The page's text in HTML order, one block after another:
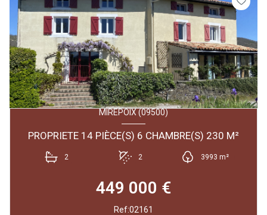
MIREPOIX (09500)
PROPRIETE 14 PIÈCE(S) 6 CHAMBRE(S) 230 M²
2 2 3993 m²
449 000 €
Ref:02161